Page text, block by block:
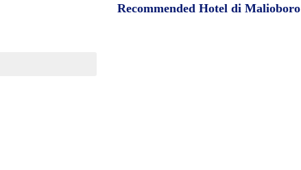
Recommended Hotel di Malioboro